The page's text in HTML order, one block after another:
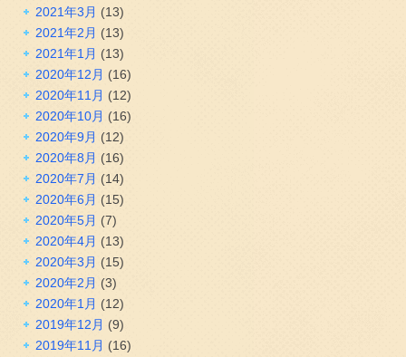
2021年3月 (13)
2021年2月 (13)
2021年1月 (13)
2020年12月 (16)
2020年11月 (12)
2020年10月 (16)
2020年9月 (12)
2020年8月 (16)
2020年7月 (14)
2020年6月 (15)
2020年5月 (7)
2020年4月 (13)
2020年3月 (15)
2020年2月 (3)
2020年1月 (12)
2019年12月 (9)
2019年11月 (16)